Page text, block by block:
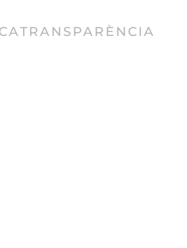
TRANSPARÈNCIA